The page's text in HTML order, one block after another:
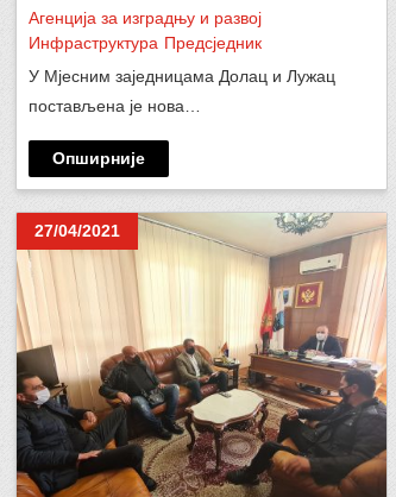
Агенција за изградњу и развој
Инфраструктура Предсједник
У Мјесним заједницама Долац и Лужац
постављена је нова…
Опширније
27/04/2021